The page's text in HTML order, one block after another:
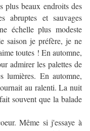
plus beaux endroits des
abruptes et sauvages
échelle plus modeste
saison je préfère, je ne
toutes ! En automne,
admirer les palettes de
lumières. En automne,
au ralenti. La nuit
souvent que la balade
Même si j'essaye à